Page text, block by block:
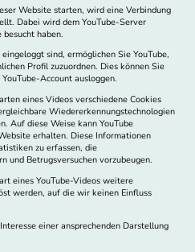
Website starten, wird eine Verbindung
Dabei wird dem YouTube-Server
haben.
sind, ermöglichen Sie YouTube,
Profil zuzuordnen. Dies können Sie
Account ausloggen.
eines Videos verschiedene Cookies
Wiedererkennungstechnologien
Auf diese Weise kann YouTube
erhalten. Diese Informationen
zu erfassen, die
und Betrugsversuchen vorzubeugen.
eines YouTube-Videos weitere
werden, auf die wir keinen Einfluss
einer ansprechenden Darstellung